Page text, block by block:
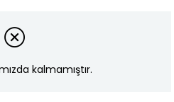
kalmamıştır.